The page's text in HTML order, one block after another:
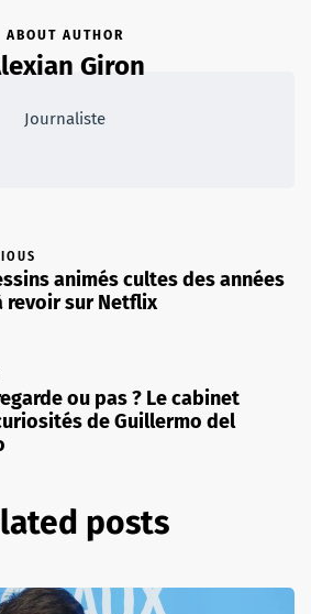
ABOUT AUTHOR
Giron
Journaliste
animés cultes des années
revoir sur Netflix
ou pas ? Le cabinet
de Guillermo del
posts